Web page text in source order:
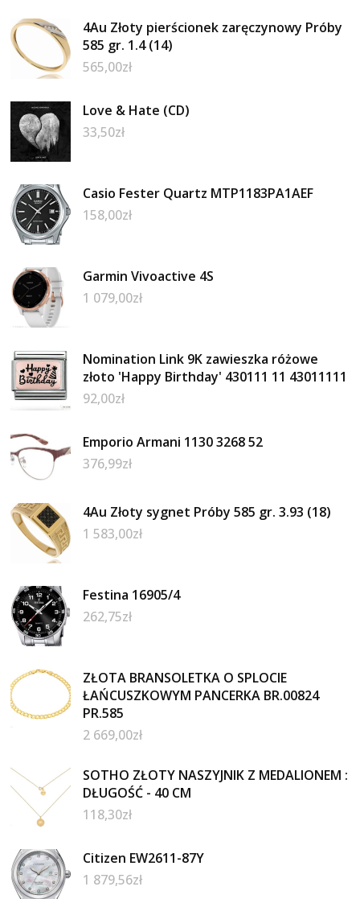
4Au Złoty pierścionek zaręczynowy Próby
585 gr. 1.4 (14)
565,00zł
Love & Hate (CD)
33,50zł
Casio Fester Quartz MTP1183PA1AEF
158,00zł
Garmin Vivoactive 4S
1 079,00zł
Nomination Link 9K zawieszka różowe
złoto 'Happy Birthday' 430111 11 43011111
92,00zł
Emporio Armani 1130 3268 52
376,99zł
4Au Złoty sygnet Próby 585 gr. 3.93 (18)
1 583,00zł
Festina 16905/4
262,75zł
ZŁOTA BRANSOLETKA O SPLOCIE
ŁAŃCUSZKOWYM PANCERKA BR.00824
PR.585
2 669,00zł
SOTHO ZŁOTY NASZYJNIK Z MEDALIONEM :
DŁUGOŚĆ - 40 CM
118,30zł
Citizen EW2611-87Y
1 879,56zł